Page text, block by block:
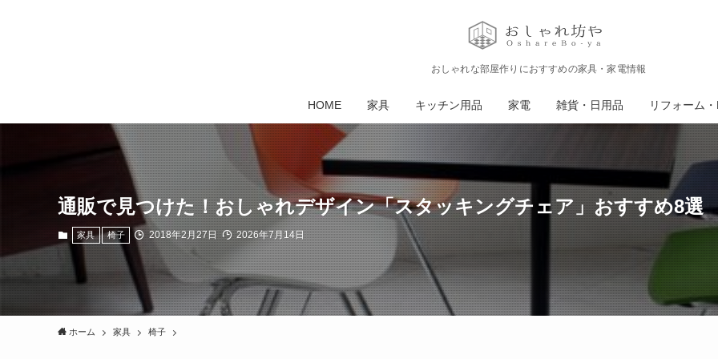
おしゃれな部屋作りにおすすめの家具・家電情報
HOME 家具 キッチン用品 家電 雑貨・日用品 リフォーム
通販で見つけた！おしゃれデザイン「スタッキングチェア」おすすめ8選
家具 椅子 2018年2月27日 2026年7月14日
ホーム 家具 椅子